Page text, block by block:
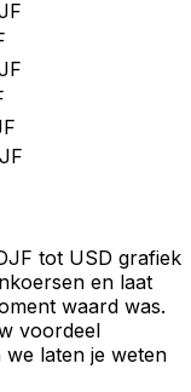
tot USD grafiek
en laat
waard was.
voordeel
laten je weten